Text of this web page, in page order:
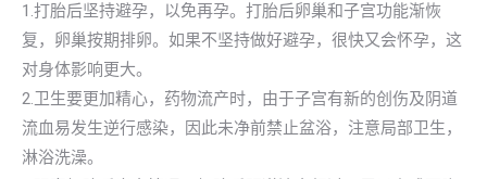
1.打胎后坚持避孕，以免再孕。打胎后卵巢和子宫功能渐恢
复，卵巢按期排卵。如果不坚持做好避孕，很快又会怀孕，这
对身体影响更大。
2.卫生要更加精心，药物流产时，由于子宫有新的创伤及阴道
流血易发生逆行感染，因此未净前禁止盆浴，注意局部卫生，
淋浴洗澡。